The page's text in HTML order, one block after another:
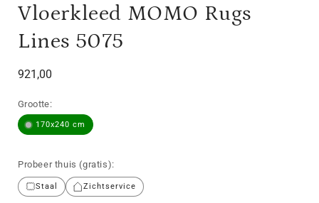
Vloerkleed MOMO Rugs
Lines 5075
Normale
921,00
Grootte:
170x240 cm
Probeer thuis (gratis):
Staal Zichtservice